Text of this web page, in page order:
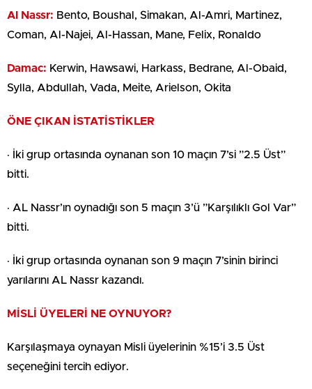
Al Nassr: Bento, Boushal, Simakan, Al-Amri, Martinez,
Coman, Al-Najei, Al-Hassan, Mane, Felix, Ronaldo
Damac: Kerwin, Hawsawi, Harkass, Bedrane, Al-Obaid,
Sylla, Abdullah, Vada, Meite, Arielson, Okita
ÖNE ÇIKAN İSTATİSTİKLER
· İki grup ortasında oynanan son 10 maçın 7’si ”2.5 Üst”
bitti.
· AL Nassr’ın oynadığı son 5 maçın 3’ü ”Karşılıklı Gol Var”
bitti.
· İki grup ortasında oynanan son 9 maçın 7’sinin birinci
yarılarını AL Nassr kazandı.
MİSLİ ÜYELERİ NE OYNUYOR?
Karşılaşmaya oynayan Misli üyelerinin %15’i 3.5 Üst
seçeneğini tercih ediyor.